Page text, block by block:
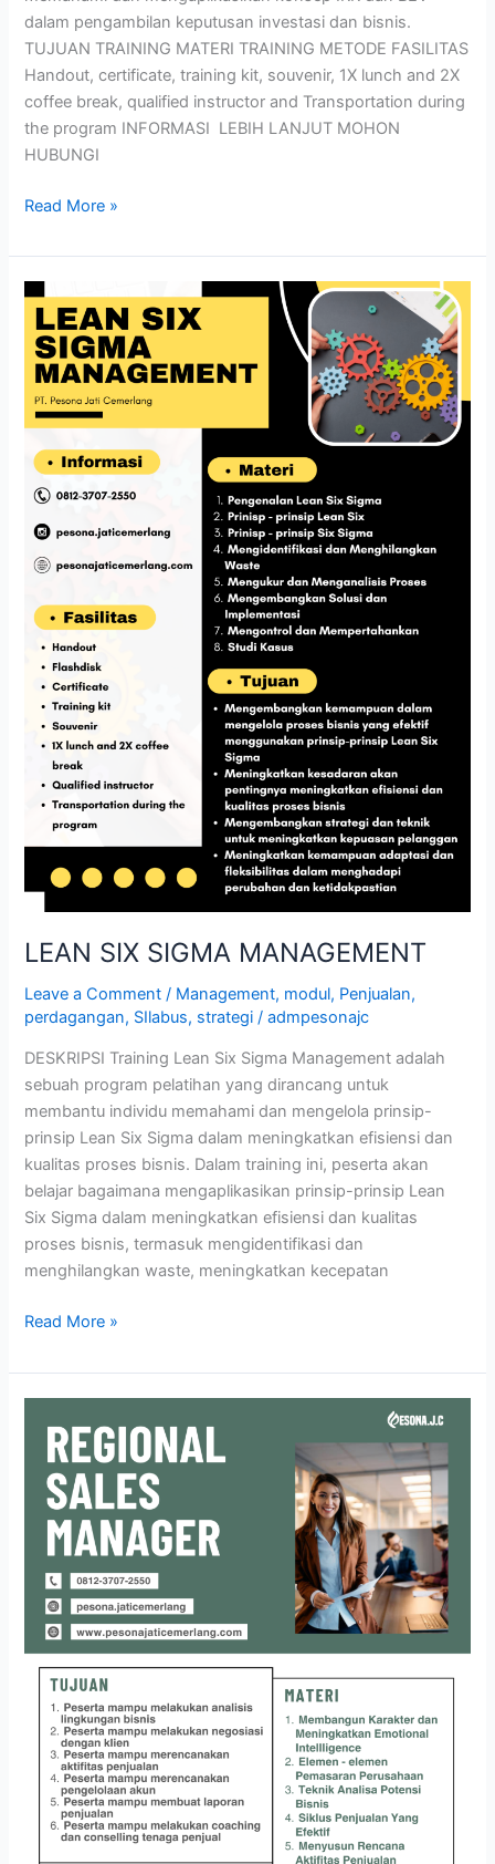
dalam pengambilan keputusan investasi dan bisnis.
TUJUAN TRAINING MATERI TRAINING METODE FASILITAS
Handout, certificate, training kit, souvenir, 1X lunch and 2X
coffee break, qualified instructor and Transportation during
the program INFORMASI LEBIH LANJUT MOHON
HUBUNGI
Read More »
LEAN SIX SIGMA MANAGEMENT
Leave a Comment / Management, modul, Penjualan,
perdagangan, SIlabus, strategi /admpesonajc
DESKRIPSI Training Lean Six Sigma Management adalah
sebuah program pelatihan yang dirancang untuk
membantu individu memahami dan mengelola prinsip-
prinsip Lean Six Sigma dalam meningkatkan efisiensi dan
kualitas proses bisnis. Dalam training ini, peserta akan
belajar bagaimana mengaplikasikan prinsip-prinsip Lean
Six Sigma dalam meningkatkan efisiensi dan kualitas
proses bisnis, termasuk mengidentifikasi dan
menghilangkan waste, meningkatkan kecepatan
LEAN
SIX
SIGMA
MANAGEMENT
Read More »
SALES
MANAGER